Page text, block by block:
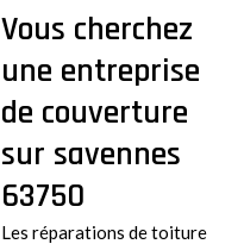
Vous cherchez
une entreprise
de couverture
sur savennes
63750
Les réparations de toiture